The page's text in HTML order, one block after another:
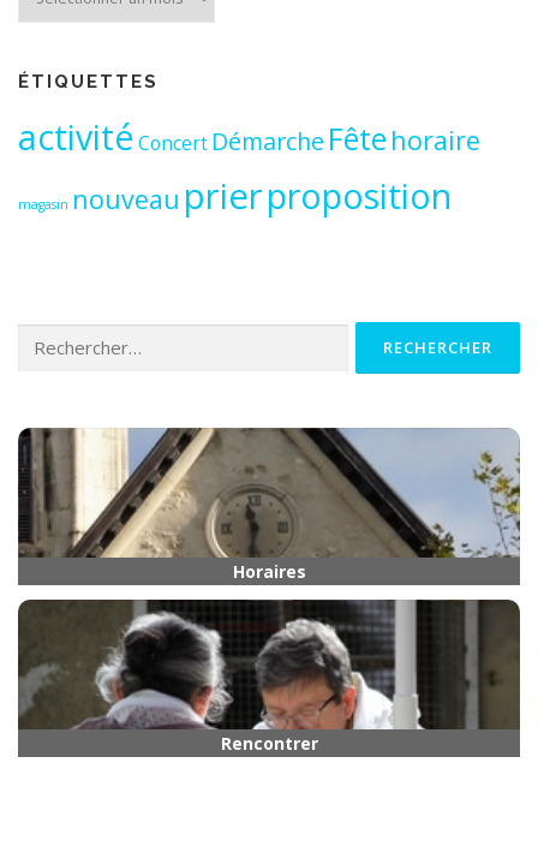
ÉTIQUETTES
activité Concert Démarche Fête horaire
magasin nouveau prierproposition
Horaires